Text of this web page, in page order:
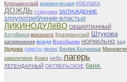
Клязьминский коммерческая ИЗБУШКА
ДОЖДЬ старушек ЗАГРАЖДЕНИЕ
злоупотребление-властью
ЛИКИНОДУЛёВО ОБШАРПАННЫЙ
Ахтубинск военного Крапивинский Штукова
загрязнения вождя Воробьева НОРМАЛЬНО зад
Урдома ракеты пенис Белая Холуница Маневичи
заколочено Аскиз небо лагерь
ЛЕГЕНДАРНЫЙ ОКТЯБРЬСКОЕ бани.